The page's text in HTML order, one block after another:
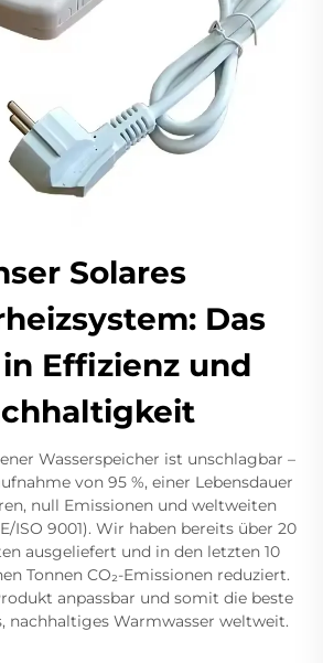
Solares
Das
Effizienz und
Wasserspeicher ist unschlagbar –
von 95 %, einer Lebensdauer
null Emissionen und weltweiten
ISO 9001). Wir haben bereits über 20
ausgeliefert und in den letzten 10
Tonnen CO₂-Emissionen reduziert.
anpassbar und somit die beste
nachhaltiges Warmwasser weltweit.